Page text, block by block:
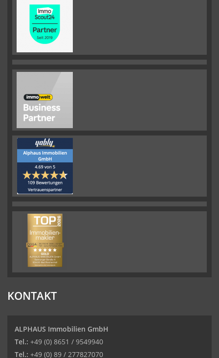
KONTAKT
ALPHAUS Immobilien GmbH
Tel.: +49 (0) 8651 / 9549940
Tel.: +49 (0) 89 / 277827070